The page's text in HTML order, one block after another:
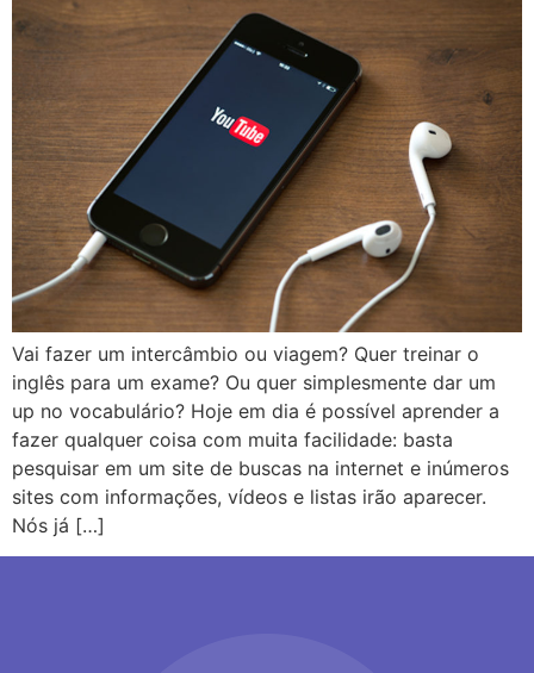
Vai fazer um intercâmbio ou viagem? Quer treinar o
inglês para um exame? Ou quer simplesmente dar um
up no vocabulário? Hoje em dia é possível aprender a
fazer qualquer coisa com muita facilidade: basta
pesquisar em um site de buscas na internet e inúmeros
sites com informações, vídeos e listas irão aparecer.
Nós já […]